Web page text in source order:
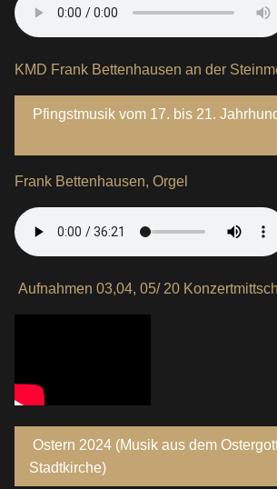
KMD Frank Bettenhausen an der
Pfingstmusik vom 17. bis 21.
Frank Bettenhausen, Orgel
Aufnahmen 03,04, 05/ 20
Ostern 2024 (Musik aus dem
Stadtkirche)